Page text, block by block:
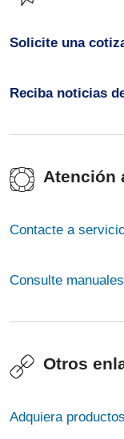
Solicite una
Reciba noticias
Atención
Contacte a
Consulte
Otros
Adquiera